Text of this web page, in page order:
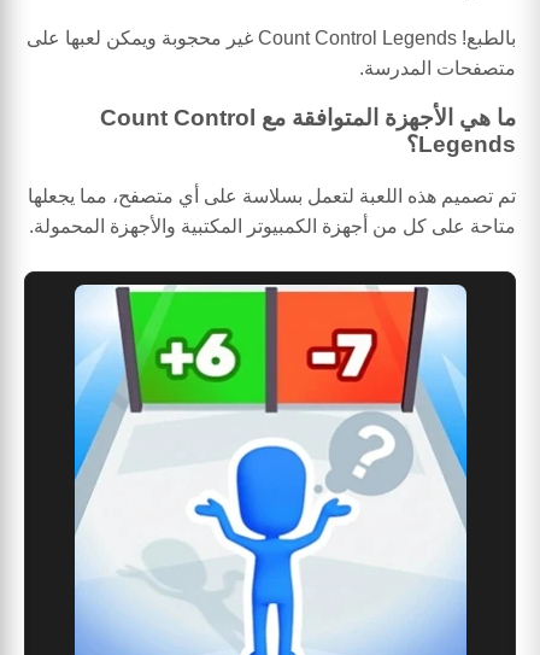
بالطبع! Count Control Legends غير محجوبة ويمكن لعبها على
متصفحات المدرسة.
ما هي الأجهزة المتوافقة مع Count Control
Legends؟
تم تصميم هذه اللعبة لتعمل بسلاسة على أي متصفح، مما يجعلها
متاحة على كل من أجهزة الكمبيوتر المكتبية والأجهزة المحمولة.